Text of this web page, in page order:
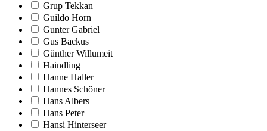
Grup Tekkan
Guildo Horn
Gunter Gabriel
Gus Backus
Günther Willumeit
Haindling
Hanne Haller
Hannes Schöner
Hans Albers
Hans Peter
Hansi Hinterseer